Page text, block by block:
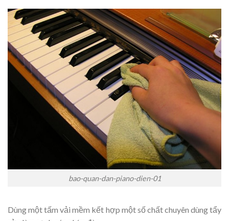
bao-quan-dan-piano-dien-01
Dùng một tấm vải mềm kết hợp một số chất chuyên dùng tẩy